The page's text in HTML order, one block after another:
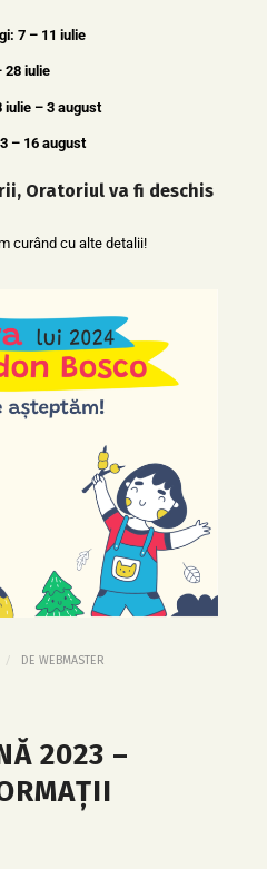
7 – 11 iulie
28 iulie
iulie – 3 august
– 16 august
Oratoriul va fi deschis
curând cu alte detalii!
/ DE WEBMASTER
2023 –